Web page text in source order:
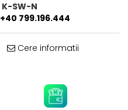
K-SW-N
+40 799.196.444
Cere informatii